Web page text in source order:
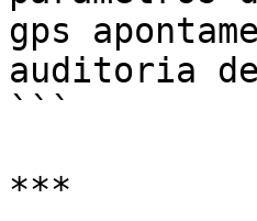
gps
auditoria de
```
***